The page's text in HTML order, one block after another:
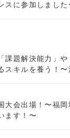
スに参加しました
課題解決能力」
スキルを養う！〜
大会出場！〜福
ます！〜